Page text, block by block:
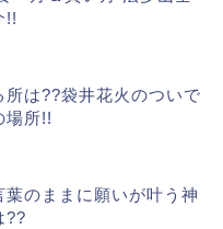
!!
は??袋井花火のついで
場所!!
葉のままに願いが叶う神
??